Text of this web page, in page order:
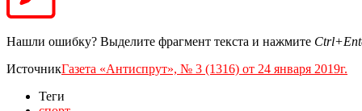
Нашли ошибку? Выделите фрагмент текста и нажмите
ИсточникГазета «Антиспрут», № 3 (1316) от 24 января 2019г.
Теги